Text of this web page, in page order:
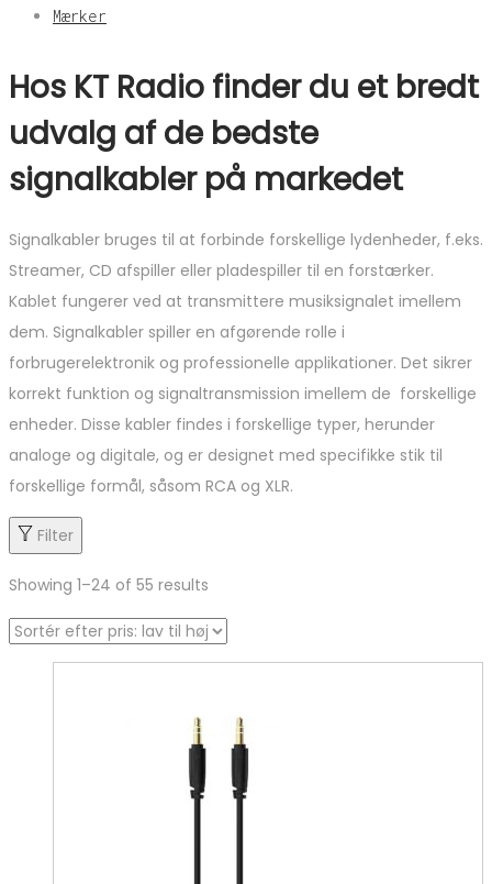
Mærker
Hos KT Radio finder du et bredt
udvalg af de bedste
signalkabler på markedet
Signalkabler bruges til at forbinde forskellige lydenheder, f.eks.
Streamer, CD afspiller eller pladespiller til en forstærker.
Kablet fungerer ved at transmittere musiksignalet imellem
dem. Signalkabler spiller en afgørende rolle i
forbrugerelektronik og professionelle applikationer. Det sikrer
korrekt funktion og signaltransmission imellem de forskellige
enheder. Disse kabler findes i forskellige typer, herunder
analoge og digitale, og er designet med specifikke stik til
forskellige formål, såsom RCA og XLR.
Filter
Showing 1–24 of 55 results